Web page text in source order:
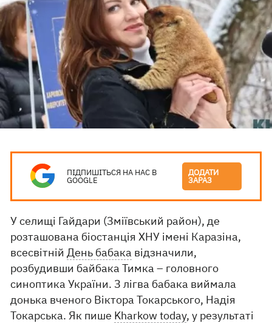
ПІДПИШІТЬСЯ НА НАС В
GOOGLE
ДОДАТИ
ЗАРАЗ
У селищі Гайдари (Зміївський район), де
розташована біостанція ХНУ імені Каразіна,
всесвітнійДень бабака відзначили,
розбудивши байбака Тимка – головного
синоптика України. З лігва бабака виймала
донька вченого Віктора Токарського, Надія
Токарська. Як пише Kharkow today, у результаті